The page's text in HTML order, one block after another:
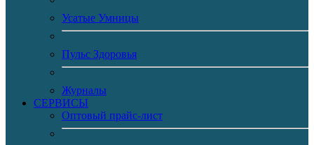
Усатые Умницы
Пульс Здоровья
Журналы
CЕРВИСЫ
Оптовый прайс-лист